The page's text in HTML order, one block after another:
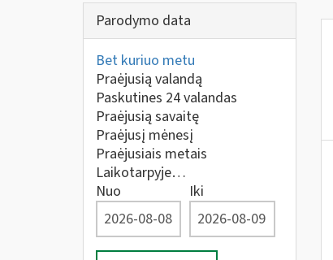
Parodymo data
Bet kuriuo metu
Praėjusią valandą
Paskutines 24 valandas
Praėjusią savaitę
Praėjusį mėnesį
Praėjusiais metais
Laikotarpyje…
Nuo
Iki